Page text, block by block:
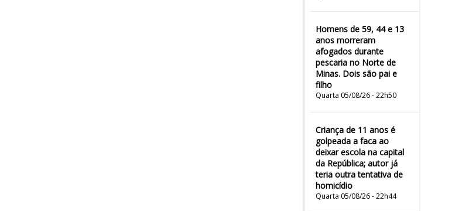
Homens de 59, 44 e 13
anos morreram
afogados durante
pescaria no Norte de
Minas. Dois são pai e
filho
Quarta 05/08/26 - 22h50
Criança de 11 anos é
golpeada a faca ao
deixar escola na capital
da República; autor já
teria outra tentativa de
homicídio
Quarta 05/08/26 - 22h44